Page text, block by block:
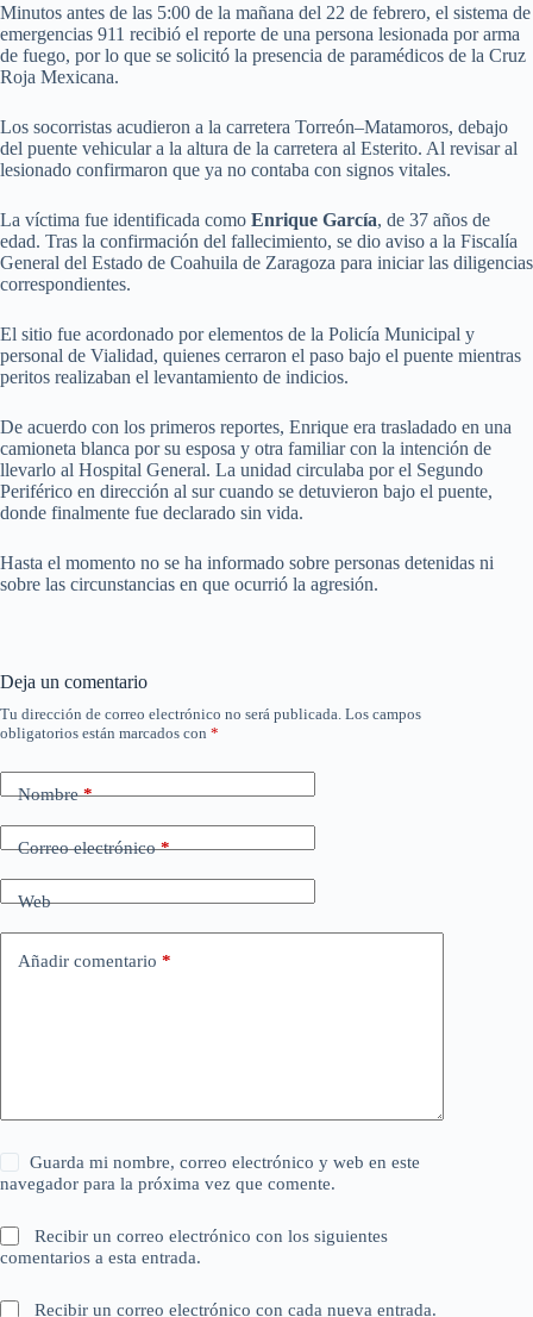
Minutos antes de las 5:00 de la mañana del 22 de febrero, el sistema de
emergencias 911 recibió el reporte de una persona lesionada por arma
de fuego, por lo que se solicitó la presencia de paramédicos de la Cruz
Roja Mexicana.
Los socorristas acudieron a la carretera Torreón–Matamoros, debajo
del puente vehicular a la altura de la carretera al Esterito. Al revisar al
lesionado confirmaron que ya no contaba con signos vitales.
La víctima fue identificada como Enrique García, de 37 años de
edad. Tras la confirmación del fallecimiento, se dio aviso a la Fiscalía
General del Estado de Coahuila de Zaragoza para iniciar las diligencias
correspondientes.
El sitio fue acordonado por elementos de la Policía Municipal y
personal de Vialidad, quienes cerraron el paso bajo el puente mientras
peritos realizaban el levantamiento de indicios.
De acuerdo con los primeros reportes, Enrique era trasladado en una
camioneta blanca por su esposa y otra familiar con la intención de
llevarlo al Hospital General. La unidad circulaba por el Segundo
Periférico en dirección al sur cuando se detuvieron bajo el puente,
donde finalmente fue declarado sin vida.
Hasta el momento no se ha informado sobre personas detenidas ni
sobre las circunstancias en que ocurrió la agresión.
Deja un comentario
Tu dirección de correo electrónico no será publicada. Los campos
obligatorios están marcados con *
Nombre*
Correo electrónico*
Web
Añadir comentario *
Guarda mi nombre, correo electrónico y web en este
navegador para la próxima vez que comente.
Recibir un correo electrónico con los siguientes
comentarios a esta entrada.
Recibir un correo electrónico con cada nueva entrada.